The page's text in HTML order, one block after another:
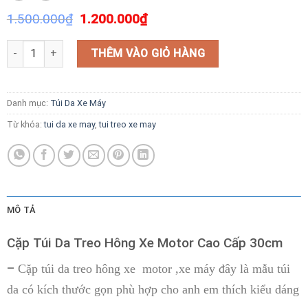
1.500.000₫ 1.200.000₫
Cặp Túi Da Treo Hông Xe Motor Cao Cấp 30cm số lượng
THÊM VÀO GIỎ HÀNG
Danh mục: Túi Da Xe Máy
Từ khóa:tui da xe may,tui treo xe may
MÔ TẢ
Cặp Túi Da Treo Hông Xe Motor Cao Cấp 30cm
– Cặp túi da treo hông xe motor ,xe máy đây là mẫu túi
da có kích thước gọn phù hợp cho anh em thích kiểu dáng